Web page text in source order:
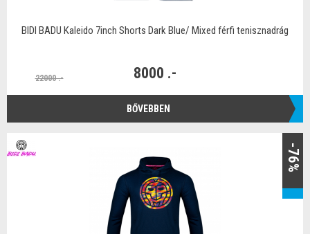
BIDI BADU Kaleido 7inch Shorts Dark Blue/ Mixed férfi tenisznadrág
22000 .- 8000 .-
BŐVEBBEN
-76%